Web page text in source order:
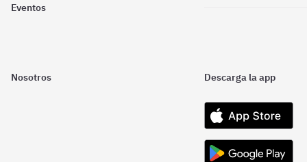
Eventos
Nosotros Descarga la app